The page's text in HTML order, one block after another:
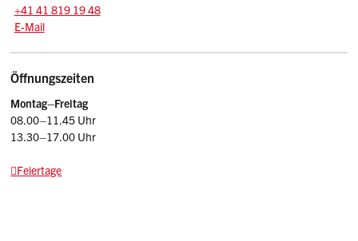
Tel.:
+41 41 819 19 48
E-Mail: kulturfoerderung.afk
E-Mail
Öffnungszeiten
Montag–Freitag
08.00–11.45 Uhr
13.30–17.00 Uhr
Feiertage